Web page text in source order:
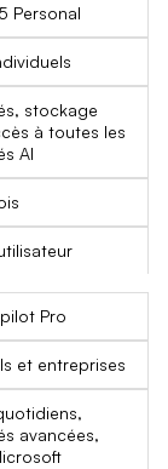
Personal
stockage
à toutes les
AI
Pro
et entreprises
avancées,